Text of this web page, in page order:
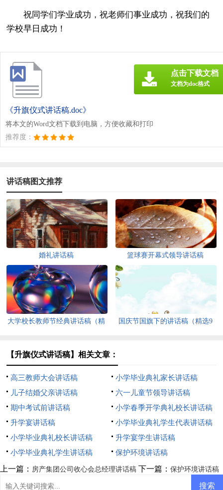
祝同学们学业成功，祝老师们事业成功，祝我们的
学校早日成功！
《升旗仪式讲话稿.doc》
将本文的Word文档下载到电脑，方便收藏和打印
推荐度：
点击下载文档
文档为doc格式
讲话稿图文推荐
婚礼讲话稿 篮球赛开幕式领导讲话稿
大学校长教师节经典讲话稿（精
国庆节国旗下的讲话稿（精选9
【升旗仪式讲话稿】相关文章：
高三教师大会讲话稿
小学毕业典礼家长讲话稿
儿子结婚父亲讲话稿
六一儿童节领导讲话稿
期中考试前讲话稿
小学春季开学典礼校长讲话稿
升学宴讲话稿
小学毕业典礼学生代表讲话稿
小学毕业典礼校长讲话稿
升学宴学生讲话稿
小学毕业典礼学生讲话稿
保护环境讲话稿
上一篇： 房产集团公司收心会总经理讲话稿 下一篇： 保护环境讲话稿